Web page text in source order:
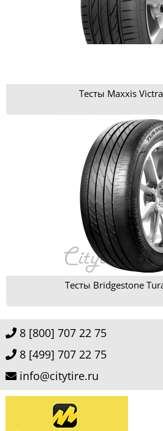
Тесты Maxxis
Тесты Bridgestone
8 [800] 707 22 75
8 [499] 707 22 75
info@citytire.ru